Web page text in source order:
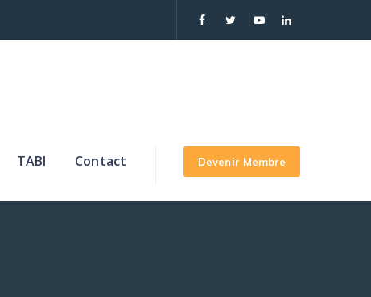
Devenir Membre
TABI Contact